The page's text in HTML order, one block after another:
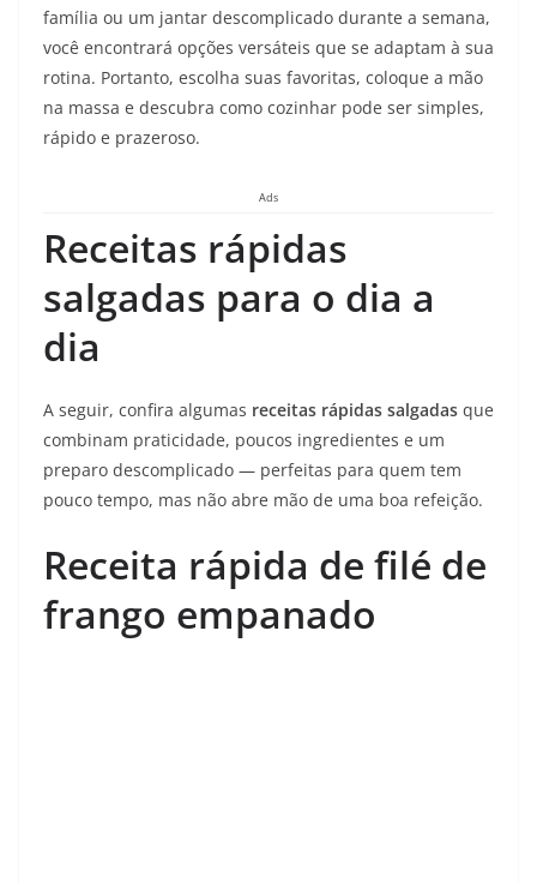
família ou um jantar descomplicado durante a semana,
você encontrará opções versáteis que se adaptam à sua
rotina. Portanto, escolha suas favoritas, coloque a mão
na massa e descubra como cozinhar pode ser simples,
rápido e prazeroso.
Ads
Receitas rápidas
salgadas para o dia a
dia
A seguir, confira algumas receitas rápidas salgadas que
combinam praticidade, poucos ingredientes e um
preparo descomplicado — perfeitas para quem tem
pouco tempo, mas não abre mão de uma boa refeição.
Receita rápida de filé de
frango empanado